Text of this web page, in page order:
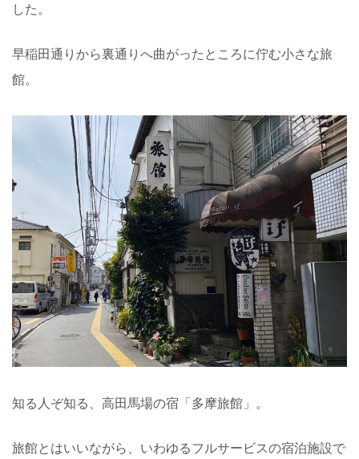
した。
早稲田通りから裏通りへ曲がったところに佇む小さな旅
館。
知る人ぞ知る、高田馬場の宿「多摩旅館」。
旅館とはいいながら、いわゆるフルサービスの宿泊施設で